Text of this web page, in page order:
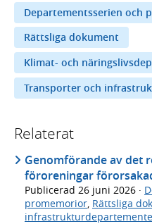
Departementsserien och
Rättsliga dokument
Klimat- och
Transporter och
Relaterat
Genomförande av det
föroreningar
Publicerad 26 juni 2026 ·
promemorior Rättsliga